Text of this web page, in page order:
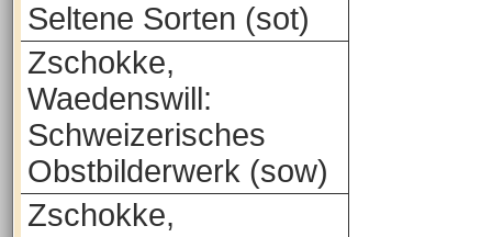
Seltene Sorten (sot)
Zschokke,
Waedenswill:
Schweizerisches
Obstbilderwerk (sow)
Zschokke,